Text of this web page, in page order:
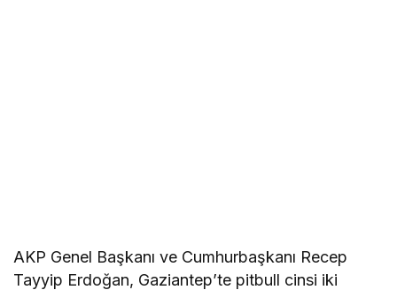
AKP Genel Başkanı ve Cumhurbaşkanı Recep
Tayyip Erdoğan, Gaziantep’te pitbull cinsi iki